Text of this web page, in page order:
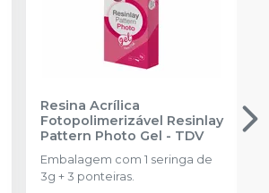
Resina Acrílica
Fotopolimerizável Resinlay
Pattern Photo Gel - TDV
Embalagem com 1 seringa de
3g + 3 ponteiras.